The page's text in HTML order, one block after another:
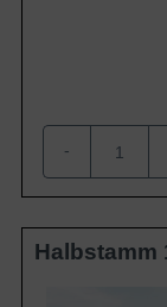
-
Halbstamm